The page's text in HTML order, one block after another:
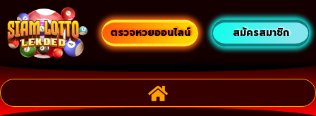
ตรวจหวยออนไลน์ สมัครสมาชิก